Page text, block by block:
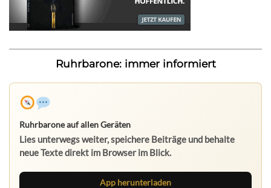
Ruhrbarone: immer informiert
Ruhrbarone auf allen Geräten
Lies unterwegs weiter, speichere Beiträge und behalte
neue Texte direkt im Browser im Blick.
App herunterladen